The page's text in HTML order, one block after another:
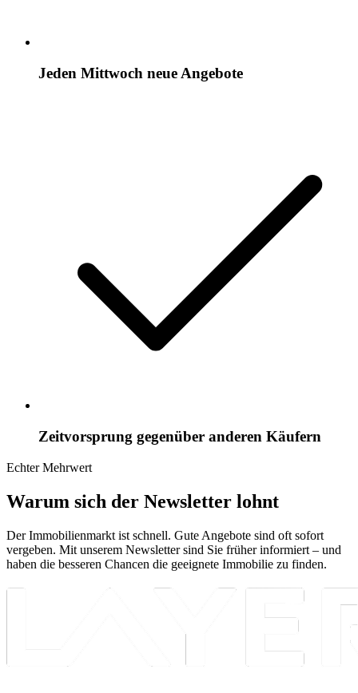
Jeden Mittwoch neue Angebote
Zeitvorsprung gegenüber anderen Käufern
Echter Mehrwert
Warum sich der Newsletter lohnt
Der Immobilienmarkt ist schnell. Gute Angebote sind oft sofort
vergeben. Mit unserem Newsletter sind Sie früher informiert – und
haben die besseren Chancen die geeignete Immobilie zu finden.